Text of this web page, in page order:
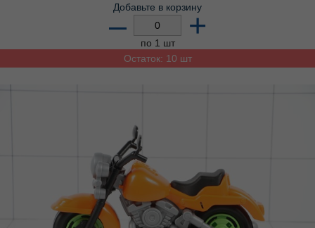
Добавьте в корзину
– +
по 1 шт
Остаток: 10 шт